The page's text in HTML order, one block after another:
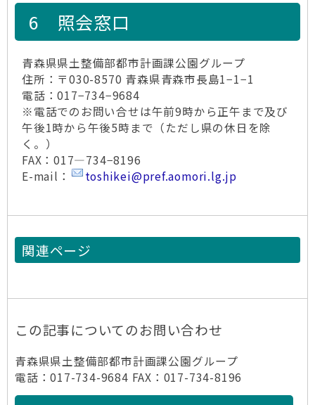
6 照会窓口
青森県県土整備部都市計画課公園グループ
住所：〒030-8570 青森県青森市長島1−1−1
電話：017−734−9684
※電話でのお問い合せは午前9時から正午まで及び
午後1時から午後5時まで（ただし県の休日を除
く。）
FAX：017―734−8196
E-mail：
toshikei@pref.aomori.lg.jp
関連ページ
この記事についてのお問い合わせ
青森県県土整備部都市計画課公園グループ
電話：017-734-9684 FAX：017-734-8196